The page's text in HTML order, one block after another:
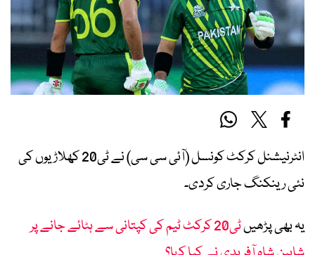
انٹرنیشنل کرکٹ کونسل (آئی سی سی) نے ٹی20 کھلاڑیوں کی
نئی رینکنگ جاری کردی۔
یہ بھی پڑھیں
ٹی20 کرکٹ ٹیم کی کپتانی سے ہٹائے جانے پر